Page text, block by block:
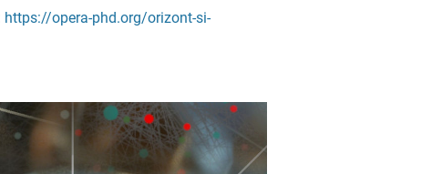
https://opera-phd.org/orizont-si-